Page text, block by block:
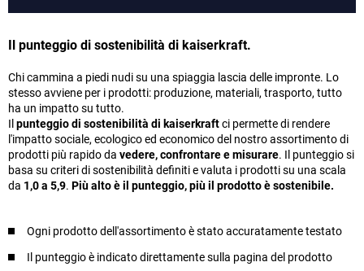
Il punteggio di sostenibilità di kaiserkraft.
Chi cammina a piedi nudi su una spiaggia lascia delle impronte. Lo
stesso avviene per i prodotti: produzione, materiali, trasporto, tutto
ha un impatto su tutto.
Il punteggio di sostenibilità di kaiserkraftci permette di rendere
l'impatto sociale, ecologico ed economico del nostro assortimento di
prodotti più rapido da vedere, confrontare e misurare. Il punteggio si
basa su criteri di sostenibilità definiti e valuta i prodotti su una scala
da 1,0 a 5,9. Più alto è il punteggio, più il prodotto è sostenibile.
Ogni prodotto dell'assortimento è stato accuratamente testato
Il punteggio è indicato direttamente sulla pagina del prodotto